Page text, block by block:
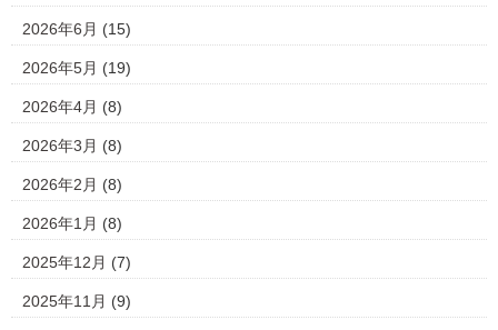
2026年6月 (15)
2026年5月 (19)
2026年4月 (8)
2026年3月 (8)
2026年2月 (8)
2026年1月 (8)
2025年12月 (7)
2025年11月 (9)